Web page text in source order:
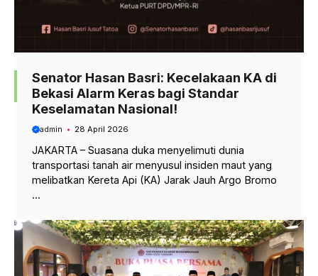
Senator Hasan Basri: Kecelakaan KA di
Bekasi Alarm Keras bagi Standar
Keselamatan Nasional!
admin 28 April 2026
JAKARTA – Suasana duka menyelimuti dunia
transportasi tanah air menyusul insiden maut yang
melibatkan Kereta Api (KA) Jarak Jauh Argo Bromo
...